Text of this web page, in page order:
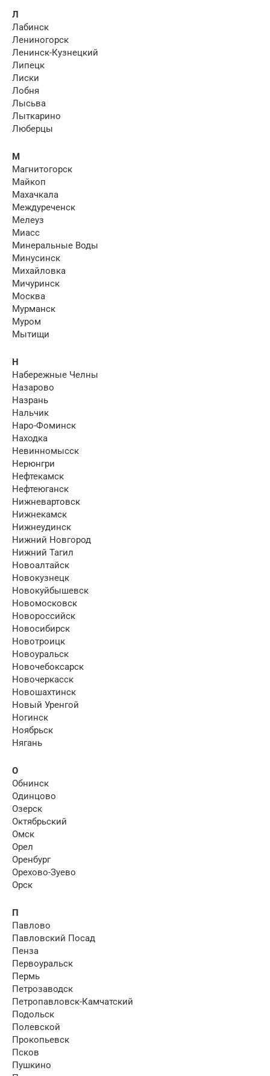
Л
Лабинск
Лениногорск
Ленинск-Кузнецкий
Липецк
Лиски
Лобня
Лысьва
Лыткарино
Люберцы
М
Магнитогорск
Майкоп
Махачкала
Междуреченск
Мелеуз
Миасс
Минеральные Воды
Минусинск
Михайловка
Мичуринск
Москва
Мурманск
Муром
Мытищи
Н
Набережные Челны
Назарово
Назрань
Нальчик
Наро-Фоминск
Находка
Невинномысск
Нерюнгри
Нефтекамск
Нефтеюганск
Нижневартовск
Нижнекамск
Нижнеудинск
Нижний Новгород
Нижний Тагил
Новоалтайск
Новокузнецк
Новокуйбышевск
Новомосковск
Новороссийск
Новосибирск
Новотроицк
Новоуральск
Новочебоксарск
Новочеркасск
Новошахтинск
Новый Уренгой
Ногинск
Ноябрьск
Нягань
О
Обнинск
Одинцово
Озерск
Октябрьский
Омск
Орел
Оренбург
Орехово-Зуево
Орск
П
Павлово
Павловский Посад
Пенза
Первоуральск
Пермь
Петрозаводск
Петропавловск-Камчатский
Подольск
Полевской
Прокопьевск
Псков
Пушкино